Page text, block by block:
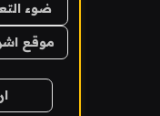
ضوء
موقع